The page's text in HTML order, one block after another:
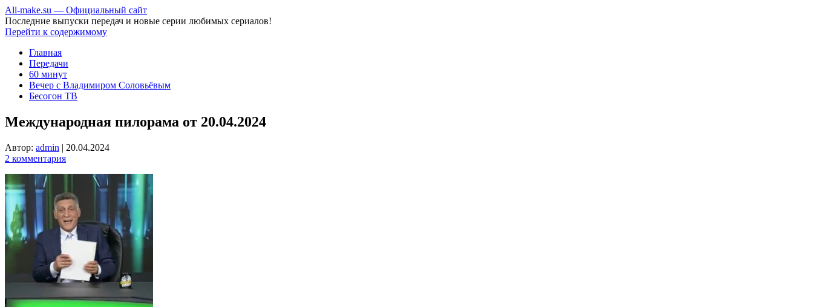
All-make.su — Официальный сайт
Последние выпуски передач и новые серии любимых сериалов!
Перейти к содержимому
Главная
Передачи
60 минут
Вечер с Владимиром Соловьёвым
Бесогон ТВ
Международная пилорама от 20.04.2024
Автор: admin | 20.04.2024
2 комментария